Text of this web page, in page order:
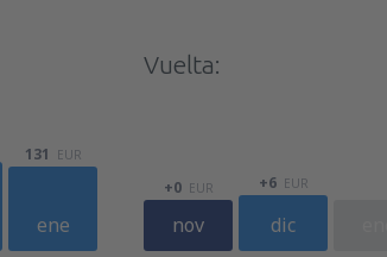
ene
131 EUR
Vuelta:
nov
+0 EUR
dic
+6 EUR